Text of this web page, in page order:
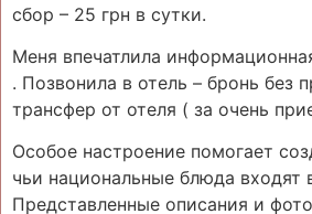
сбор – 25 грн в сутки.
Меня впечатлила
. Позвонила в отель – бронь без
трансфер от отеля ( за очень
Особое настроение помогает
чьи национальные блюда
Представленные описания и